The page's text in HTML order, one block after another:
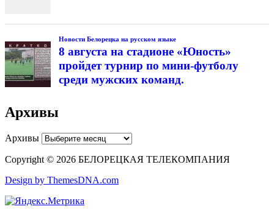
Новости Белорецка на русском языке
8 августа на стадионе «Юность»
пройдет турнир по мини-футболу
среди мужских команд.
Архивы
Архивы
Copyright © 2026 БЕЛОРЕЦКАЯ ТЕЛЕКОМПАНИЯ
Design by ThemesDNA.com